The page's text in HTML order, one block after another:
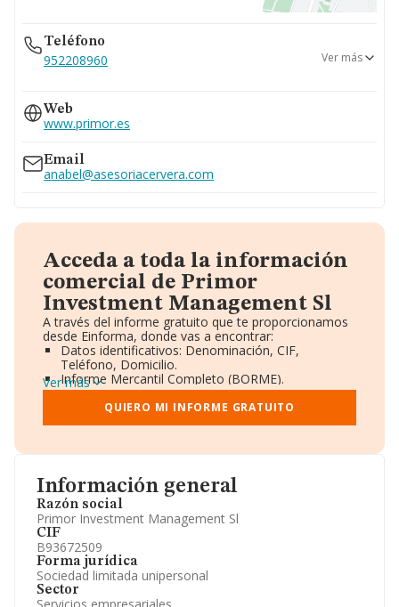
Información general
Razón social
Primor Investment Management Sl
CIF
B93672509
Forma jurídica
Sociedad limitada unipersonal
Sector
Teléfono
952208960
952040742
Ver más
Web
www.primor.es
Email
anabel@asesoriacervera.com
Acceda a toda la información
comercial de Primor
Investment Management Sl
A través del informe gratuito que te proporcionamos
desde Einforma, donde vas a encontrar:
Datos identificativos: Denominación, CIF,
Teléfono, Domicilio.
Informe Mercantil Completo (BORME).
Gráficos de Evolución Ventas y Empleados.
Consejo de Administración y Administradores.
Directivos y Ejecutivos.
Información oficial y registral complementaria.
Ver más
QUIERO MI INFORME GRATUITO